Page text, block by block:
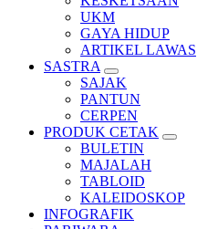
UKM
GAYA HIDUP
ARTIKEL LAWAS
SASTRA
SAJAK
PANTUN
CERPEN
PRODUK CETAK
BULETIN
MAJALAH
TABLOID
KALEIDOSKOP
INFOGRAFIK